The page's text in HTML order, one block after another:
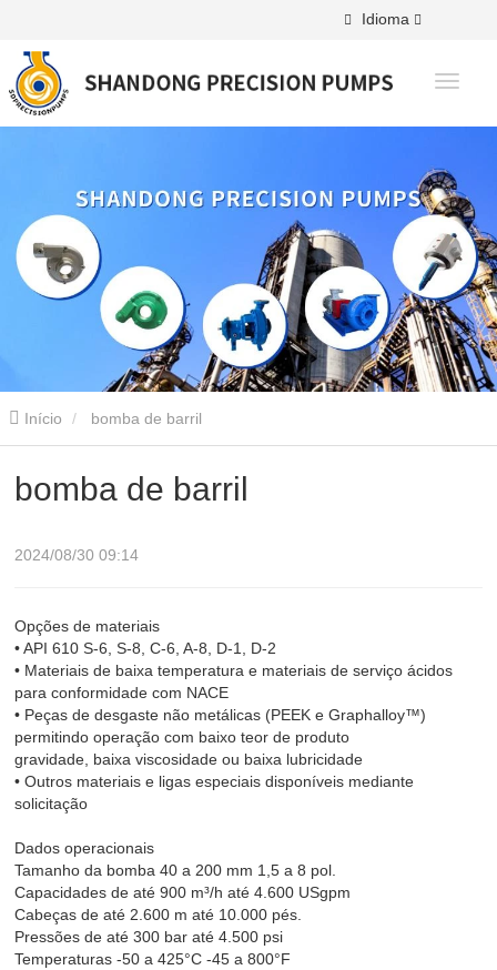
Idioma
Início bomba de barril
bomba de barril
2024/08/30 09:14
Opções de materiais
• API 610 S-6, S-8, C-6, A-8, D-1, D-2
• Materiais de baixa temperatura e materiais de serviço ácidos
para conformidade com NACE
• Peças de desgaste não metálicas (PEEK e Graphalloy™)
permitindo operação com baixo teor de produto
gravidade, baixa viscosidade ou baixa lubricidade
• Outros materiais e ligas especiais disponíveis mediante
solicitação
Dados operacionais
Tamanho da bomba 40 a 200 mm 1,5 a 8 pol.
Capacidades de até 900 m³/h até 4.600 USgpm
Cabeças de até 2.600 m até 10.000 pés.
Pressões de até 300 bar até 4.500 psi
Temperaturas -50 a 425°C -45 a 800°F